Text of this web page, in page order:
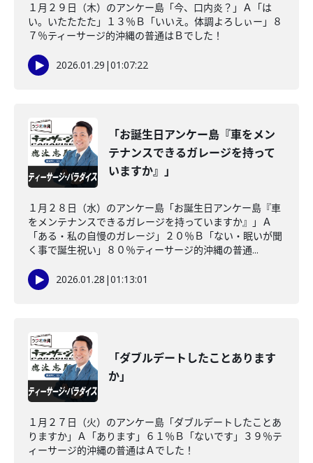
１月２９日（木）のアンケー島「今、口内炎？」Ａ「は
い。いたたたた」１３％Ｂ「いいえ。体調よろしぃー」８
７％ティーサージ的沖縄の普通はＢでした！
2026.01.29 |01:07:22
「お誕生日アンケー島『車をメン
テナンスできるガレージを持って
いますか』」
１月２８日（水）のアンケー島「お誕生日アンケー島『車
をメンテナンスできるガレージを持っていますか』」Ａ
「ある・私の自慢のガレージ」２０％Ｂ「ない・眠いが聞
く事で誕生祝い」８０％ティーサージ的沖縄の普通...
2026.01.28 |01:13:01
「ダブルデートしたことあります
か」
１月２７日（火）のアンケー島「ダブルデートしたことあ
りますか」Ａ「あります」６１％Ｂ「ないです」３９％テ
ィーサージ的沖縄の普通はＡでした！